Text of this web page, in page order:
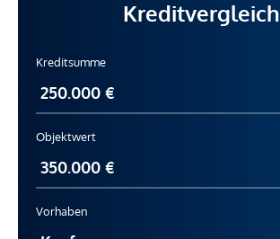
Kreditvergleich
Kreditsumme
Objektwert
Vorhaben